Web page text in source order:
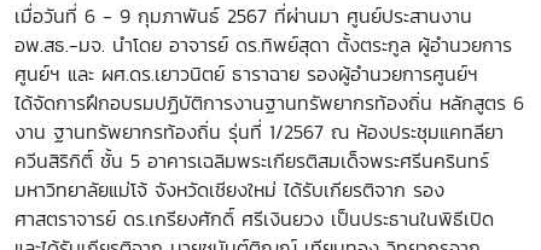
เมื่อวันที่ 6 - 9 กุมภาพันธ์ 2567 ที่ผ่านมา ศูนย์ประสานงาน
อพ.สธ.-มจ. นำโดย อาจารย์ ดร.ทิพย์สุดา ตั้งตระกูล ผู้อำนวยการ
ศูนย์ฯ และ ผศ.ดร.เยาวนิตย์ ธาราฉาย รองผู้อำนวยการศูนย์ฯ
ได้จัดการฝึกอบรมปฏิบัติการงานฐานทรัพยากรท้องถิ่น หลักสูตร 6
งาน ฐานทรัพยากรท้องถิ่น รุ่นที่ 1/2567 ณ ห้องประชุมแคทลียา
ควีนสิริกิติ์ ชั้น 5 อาคารเฉลิมพระเกียรติสมเด็จพระศรีนครินทร์
มหาวิทยาลัยแม่โจ้ จังหวัดเชียงใหม่ ได้รับเกียรติจาก รอง
ศาสตราจารย์ ดร.เกรียงศักดิ์ ศรีเงินยวง เป็นประธานในพิธีเปิด